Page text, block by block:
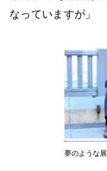
なっていますが」
夢のような